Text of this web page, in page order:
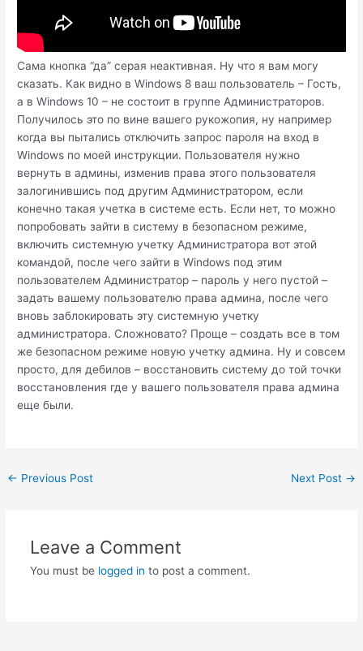
Сама кнопка “да” серая неактивная. Ну что я вам могу
сказать. Как видно в Windows 8 ваш пользователь – Гость,
а в Windows 10 – не состоит в группе Администраторов.
Получилось это по вине вашего рукожопия, ну например
когда вы пытались отключить запрос пароля на вход в
Windows по моей инструкции. Пользователя нужно
вернуть в админы, изменив права этого пользователя
залогинившись под другим Администратором, если
конечно такая учетка в системе есть. Если нет, то можно
попробовать зайти в систему в безопасном режиме,
включить системную учетку Администратора вот этой
командой, после чего зайти в Windows под этим
пользователем Администратор – пароль у него пустой –
задать вашему пользователю права админа, после чего
вновь заблокировать эту системную учетку
администратора. Сложновато? Проще – создать все в том
же безопасном режиме новую учетку админа. Ну и совсем
просто, для дебилов – восстановить систему до той точки
восстановления где у вашего пользователя права админа
еще были.
Post
← Previous Post Next Post →
Leave a Comment
You must be logged in to post a comment.